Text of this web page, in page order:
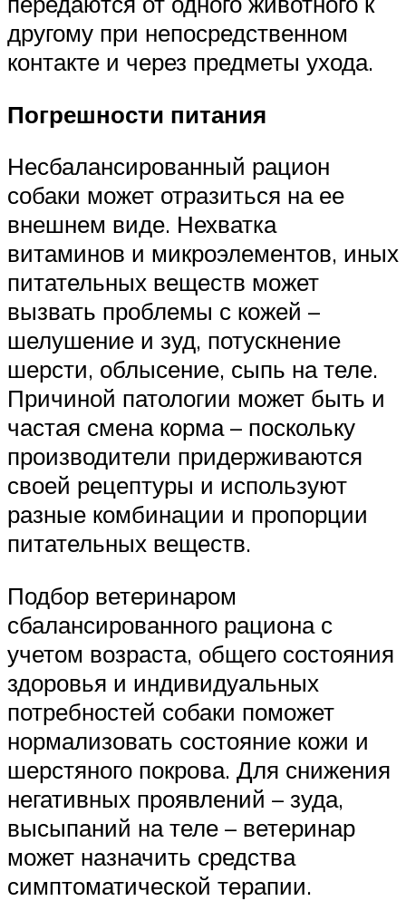
другому при непосредственном
контакте и через предметы ухода.
Погрешности питания
Несбалансированный рацион
собаки может отразиться на ее
внешнем виде. Нехватка
витаминов и микроэлементов, иных
питательных веществ может
вызвать проблемы с кожей –
шелушение и зуд, потускнение
шерсти, облысение, сыпь на теле.
Причиной патологии может быть и
частая смена корма – поскольку
производители придерживаются
своей рецептуры и используют
разные комбинации и пропорции
питательных веществ.
Подбор ветеринаром
сбалансированного рациона с
учетом возраста, общего состояния
здоровья и индивидуальных
потребностей собаки поможет
нормализовать состояние кожи и
шерстяного покрова. Для снижения
негативных проявлений – зуда,
высыпаний на теле – ветеринар
может назначить средства
симптоматической терапии.